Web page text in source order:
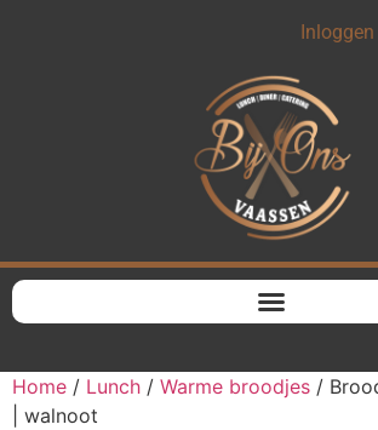
Home / Lunch / Warme broodjes /
| walnoot